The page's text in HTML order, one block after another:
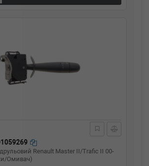
Renault Master II/Trafic II 00-
Омивач)